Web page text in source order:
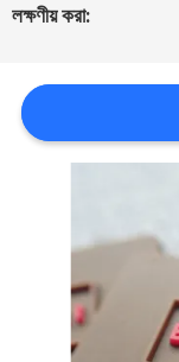
উদ্ধৃতির
আবেদন
PRIVACY
POLICY
লক্ষণীয় করা: